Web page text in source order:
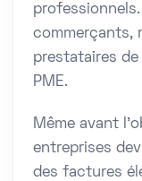
commerçants,
prestataires
PME.
Même avant
entreprises
des factures